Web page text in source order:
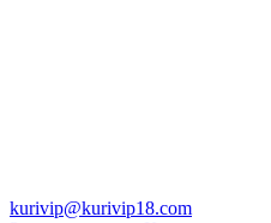
kurivip@kurivip18.com